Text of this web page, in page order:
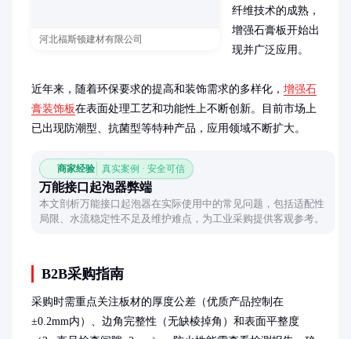
河北福斯顿建材有限公司
纤维技术的成熟，
增强石膏板开始出
现并广泛应用。
近年来，随着环保要求的提高和装饰需求的多样化， 增强石
膏装饰板在表面处理工艺和功能性上不断创新。目前市场上
已出现防潮型、抗菌型等特种产品，应用领域不断扩大。
商家经验 真实案例 · 安全可信
万能接口起泡器弊端
本文剖析万能接口起泡器在实际使用中的常见问题，包括适配性
局限、水流稳定性不足及维护难点，为工业采购提供客观参考。
B2B采购指南
采购时需重点关注板材的厚度公差（优质产品控制在
±0.2mm内）、边角完整性（无缺棱掉角）和表面平整度